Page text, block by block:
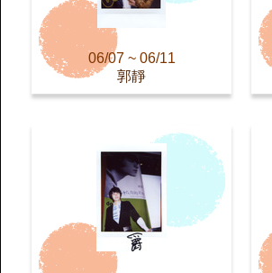
06/07 ~ 06/11
郭靜